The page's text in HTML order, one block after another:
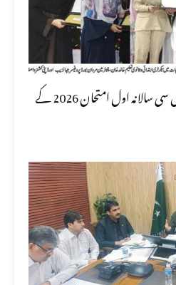
تعلیمی بورڈ مردان نے ایس ایس سی سالانہ اول امتحان 2026 کے